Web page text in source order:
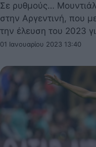
Σε ρυθμούς…
στην Αργεντινή, που
την έλευση του 2023
01 Ιανουαρίου 2023 13:40